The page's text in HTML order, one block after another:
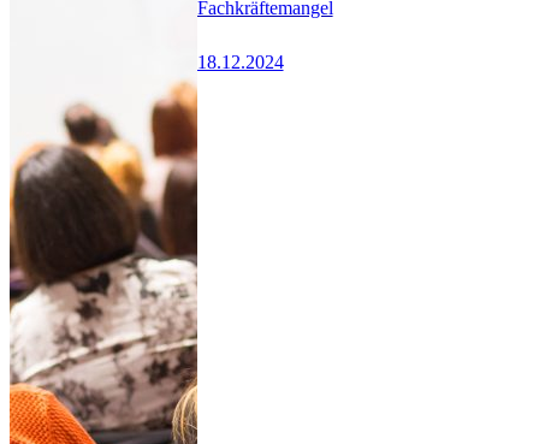
Fachkräftemangel
18.12.2024